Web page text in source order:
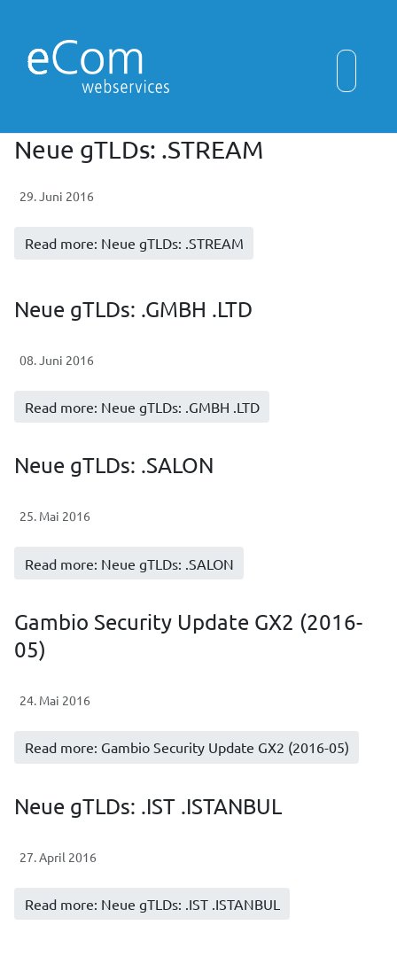
Neue gTLDs: .STREAM
29. Juni 2016
Read more: Neue gTLDs: .STREAM
Neue gTLDs: .GMBH .LTD
08. Juni 2016
Read more: Neue gTLDs: .GMBH .LTD
Neue gTLDs: .SALON
25. Mai 2016
Read more: Neue gTLDs: .SALON
Gambio Security Update GX2 (2016-
05)
24. Mai 2016
Read more: Gambio Security Update GX2 (2016-05)
Neue gTLDs: .IST .ISTANBUL
27. April 2016
Read more: Neue gTLDs: .IST .ISTANBUL